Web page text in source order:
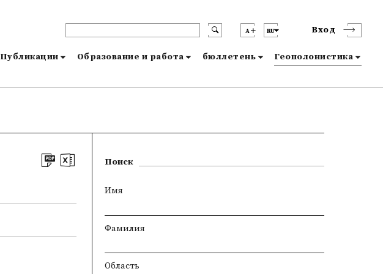
A RU Вход
Публикации Образование и работа бюллетень Геополонистика
Поиск
Имя
Фамилия
Область